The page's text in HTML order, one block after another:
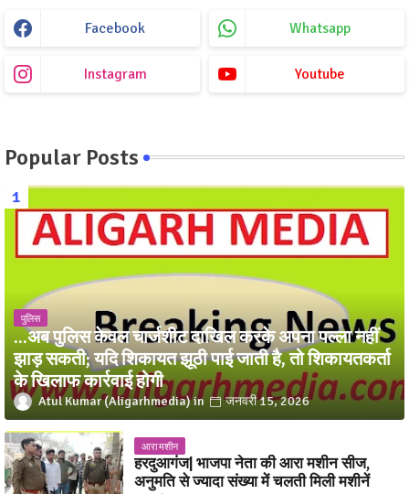
Facebook Whatsapp
Instagram Youtube
Popular Posts
पुलिस
...अब पुलिस केवल चार्जशीट दाखिल करके अपना पल्ला नहीं
झाड़ सकती; यदि शिकायत झूठी पाई जाती है, तो शिकायतकर्ता
के खिलाफ कार्रवाई होगी
Atul Kumar (Aligarhmedia) जनवरी 15, 2026
आरा मशीन
हरदुआगंज| भाजपा नेता की आरा मशीन सीज,
अनुमति से ज्यादा संख्या में चलती मिली मशीनें